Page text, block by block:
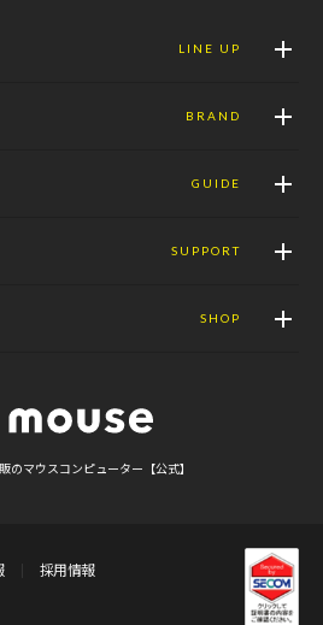
LINE UP
BRAND
GUIDE
SUPPORT
SHOP
のマウスコンピューター【公式】
採用情報